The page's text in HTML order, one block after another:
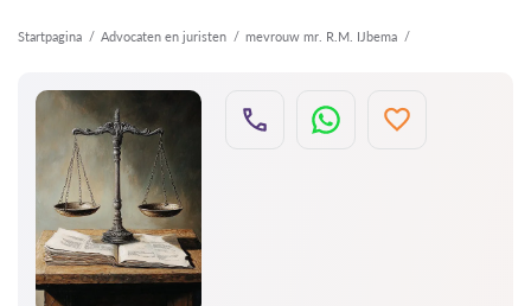
Startpagina Advocaten en juristen mevrouw mr. R.M. IJbema